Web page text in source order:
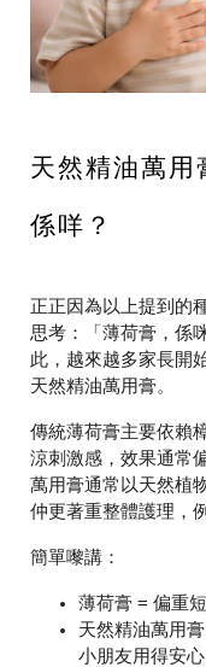
天然精油萬用
係咩？
正正因為以上提到的
思考：「薄荷膏，係
此，越來越多家長
天然精油萬用膏。
傳統薄荷膏主要依賴
涼刺激感，效果通常
萬用膏通常以天然植
仲更著重整體護理，
簡單嚟講：
薄荷膏 = 偏重
天然精油萬用
小朋友用得安